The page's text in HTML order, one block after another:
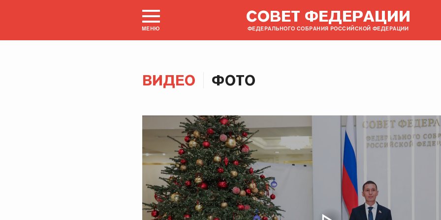
МЕНЮ
СОВЕТ ФЕДЕРАЦИИ
ФЕДЕРАЛЬНОГО СОБРАНИЯ РОССИЙСКОЙ ФЕДЕРАЦИИ
ВИДЕО ФОТО